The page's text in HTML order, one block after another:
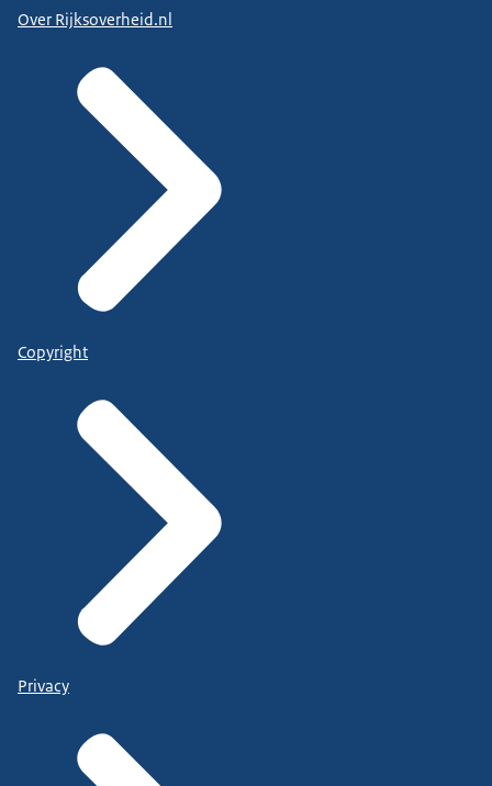
Over Rijksoverheid.nl
Copyright
Privacy